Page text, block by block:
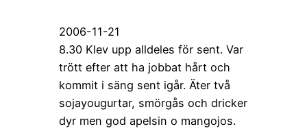
2006-11-21
8.30 Klev upp alldeles för sent. Var
trött efter att ha jobbat hårt och
kommit i säng sent igår. Äter två
sojayougurtar, smörgås och dricker
dyr men god apelsin o mangojos.